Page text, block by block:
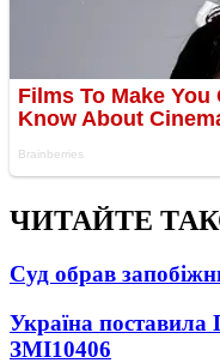
ЧИТАЙТЕ
Суд обрав
Україна поставила
ЗМІ10406